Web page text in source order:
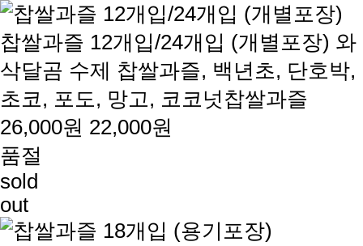
찹쌀과즐 12개입/24개입 (개별포장) 와
삭달곰 수제 찹쌀과즐, 백년초, 단호박,
초코, 포도, 망고, 코코넛찹쌀과즐
26,000원 22,000원
품절
sold
out